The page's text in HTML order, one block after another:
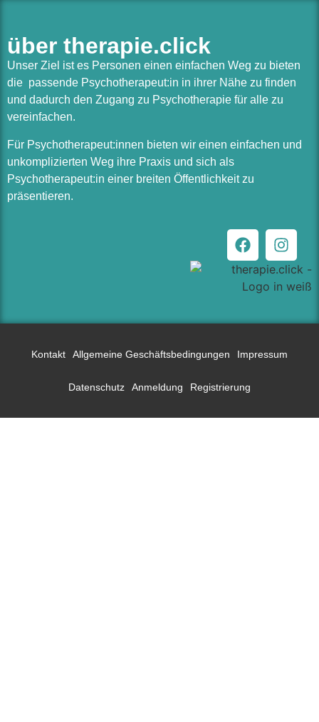
über therapie.click
Unser Ziel ist es Personen einen einfachen Weg zu bieten
die passende Psychotherapeut:in in ihrer Nähe zu finden
und dadurch den Zugang zu Psychotherapie für alle zu
vereinfachen.
Für Psychotherapeut:innen bieten wir einen einfachen und
unkomplizierten Weg ihre Praxis und sich als
Psychotherapeut:in einer breiten Öffentlichkeit zu
präsentieren.
Kontakt Allgemeine Geschäftsbedingungen Impressum
Datenschutz Anmeldung Registrierung